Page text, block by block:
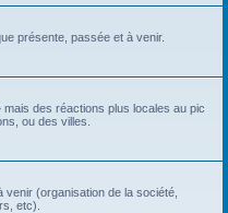
présente, passée et à venir.
des réactions plus locales au pic
ou des villes.
(organisation de la société,
etc).